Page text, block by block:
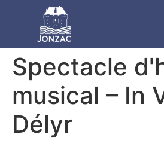
Spectacle
musical – In
Délyr